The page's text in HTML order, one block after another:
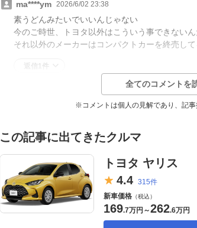
ma****ym 2026/6/02 23:38
素うどんみたいでいいんじゃない
今のご時世、トヨタ以外はこういう事できない
それ以外のメーカーはコンパクトカーを終売して
返信1件
全てのコメントを
※コメントは個人の見解であり、記事
この記事に出てきたクルマ
トヨタ ヤリス
4.4 315件
新車価格 （税込）
169.7万円 ～262.6万円